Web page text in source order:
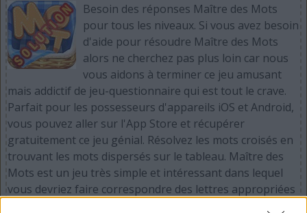
Besoin des réponses Maître des Mots
pour tous les niveaux. Si vous avez besoin
d'aide pour résoudre Maître des Mots
alors ne cherchez pas plus loin car nous
vous aidons à terminer ce jeu amusant
mais addictif de jeu-questionnaire qui est tout le crave.
Parfait pour les possesseurs d'appareils iOS et Android,
vous pouvez aller sur l'App Store et récupérer
gratuitement ce jeu génial. Résolvez les mots croisés en
trouvant les mots dispersés sur le tableau. Maître des
Mots est un jeu très simple et intéressant dans lequel
vous devriez faire correspondre des lettres appropriées